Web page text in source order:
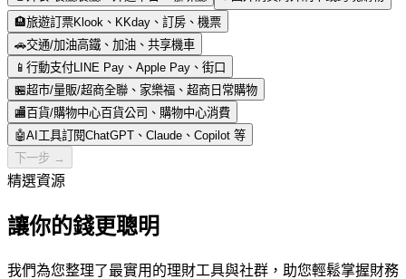
🏨旅遊訂票Klook、KKday、訂房、機票
🚗交通/加油高鐵、加油、共享機車
📱 行動支付LINE Pay、Apple Pay、街口
🏪超市/量販/超商全聯、家樂福、超商日常購物
🏬百貨/購物中心百貨公司、購物中心消費
🤖AI工具訂閱ChatGPT、Claude、Copilot 等
下一步 →
精選資源
讓你的錢更聰明
我們為您整理了最實用的理財工具與社群，助您輕鬆掌握財務